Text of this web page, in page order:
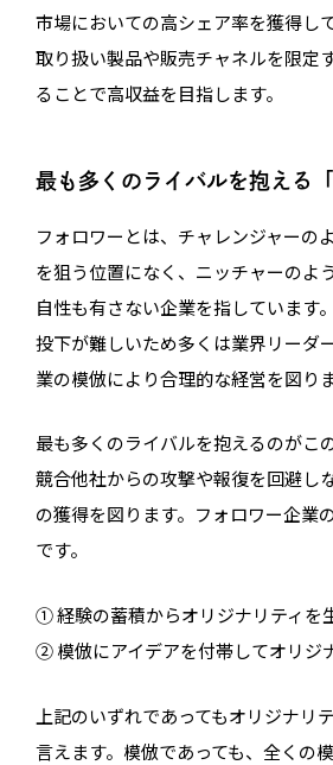
市場においての高シェア率を獲得し
取り扱い製品や販売チャネルを限定
ることで高収益を目指します。
最も多くのライバルを抱える「
フォロワーとは、チャレンジャーの
を狙う位置になく、ニッチャーのよ
自性も有さない企業を指しています
投下が難しいため多くは業界リーダ
業の模倣により合理的な経営を図りま
最も多くのライバルを抱えるのがこ
競合他社からの攻撃や報復を回避し
の獲得を図ります。フォロワー企業
です。
① 経験の蓄積からオリジナリティを
② 模倣にアイデアを付帯してオリジ
上記のいずれであってもオリジナリ
言えます。模倣であっても、全くの